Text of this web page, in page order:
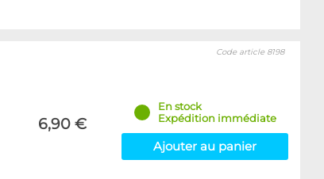
6,90 €
Code article 8198
En stock
Expédition immédiate
Ajouter au panier